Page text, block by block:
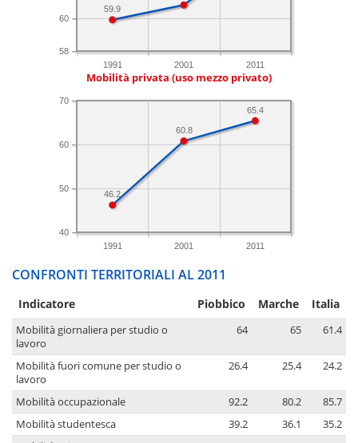
1991 2001 2011
58
60
59.9
Mobilità privata (uso mezzo privato)
1991 2001 2011
40
50
60
70
65.4
60.8
46.2
CONFRONTI TERRITORIALI AL 2011
Indicatore Piobbico Marche Italia
Mobilità giornaliera per studio o
lavoro
64 65 61.4
Mobilità fuori comune per studio o
lavoro
26.4 25.4 24.2
Mobilità occupazionale 92.2 80.2
85.7
Mobilità studentesca
39.2 36.1
35.2